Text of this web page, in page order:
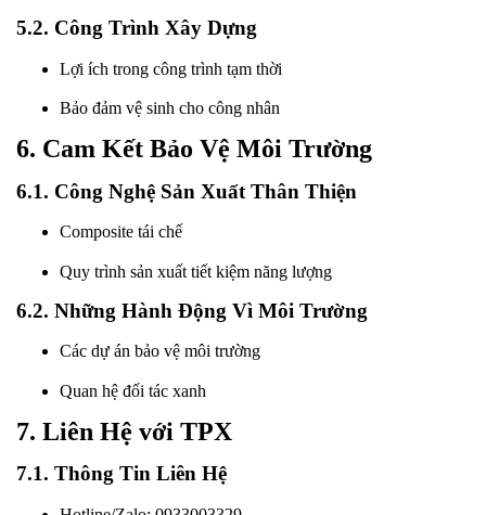
5.2. Công Trình Xây Dựng
Lợi ích trong công trình tạm thời
Bảo đảm vệ sinh cho công nhân
6. Cam Kết Bảo Vệ Môi Trường
6.1. Công Nghệ Sản Xuất Thân Thiện
Composite tái chế
Quy trình sản xuất tiết kiệm năng lượng
6.2. Những Hành Động Vì Môi Trường
Các dự án bảo vệ môi trường
Quan hệ đối tác xanh
7. Liên Hệ với TPX
7.1. Thông Tin Liên Hệ